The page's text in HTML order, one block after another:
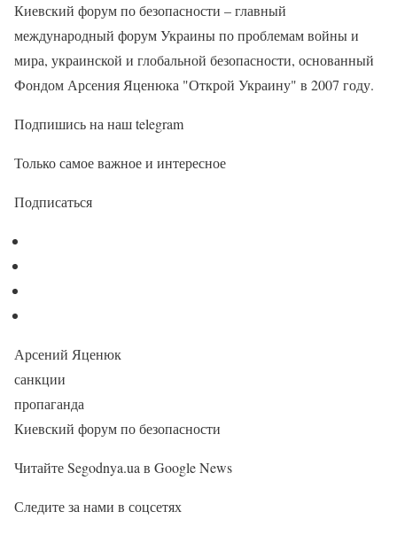
Киевский форум по безопасности – главный
международный форум Украины по проблемам войны и
мира, украинской и глобальной безопасности, основанный
Фондом Арсения Яценюка "Открой Украину" в 2007 году.
Подпишись на наш telegram
Только самое важное и интересное
Подписаться
Арсений Яценюк
санкции
пропаганда
Киевский форум по безопасности
Читайте Segodnya.ua в Google News
Следите за нами в соцсетях